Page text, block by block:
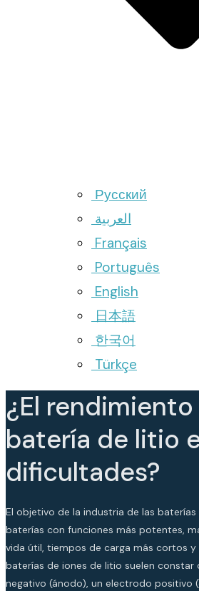
Русский
العربية
Français
Português
English
日本語
한국어
Türkçe
¿El rendimiento
batería de litio
dificultades?
El objetivo de la industria de las
baterías con funciones más potentes,
vida útil, tiempos de carga más cortos y
baterías de iones de litio suelen constar
negativo (ánodo), un electrodo positivo